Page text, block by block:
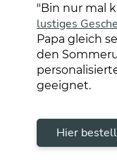
"Bin nur mal
lustiges
Papa gleich
den
geeignet.
Hier